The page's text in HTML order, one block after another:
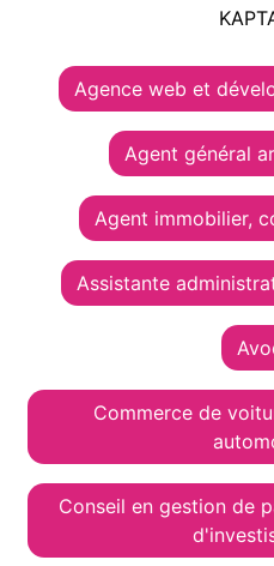
Agence web et
Agent général
Agent immobilier,
Assistante
Commerce de
Conseil en gestion de